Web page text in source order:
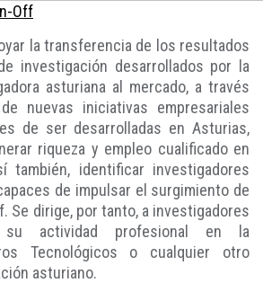
Off
la transferencia de los resultados
investigación desarrollados por la
asturiana al mercado, a través
nuevas iniciativas empresariales
de ser desarrolladas en Asturias,
riqueza y empleo cualificado en
también, identificar investigadores
de impulsar el surgimiento de
Se dirige, por tanto, a investigadores
su actividad profesional en la
Tecnológicos o cualquier otro
asturiano.